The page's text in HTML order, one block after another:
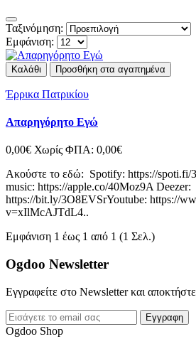
Ταξινόμηση:
Εμφάνιση:
Καλάθι Προσθήκη στα αγαπημένα
Έρρικα Πατρικίου
Απαρηγόρητο Εγώ
0,00€ Χωρίς ΦΠΑ: 0,00€
Ακούστε το εδώ: Spotify: https://spoti.fi/
music: https://apple.co/40Moz9A Deezer:
https://bit.ly/3O8EVSrYoutube: https://
v=xIlMcAJTdL4..
Εμφάνιση 1 έως 1 από 1 (1 Σελ.)
Ogdoo Newsletter
Εγγραφείτε στο Newsletter και
Εγγραφη
Ogdoo Shop